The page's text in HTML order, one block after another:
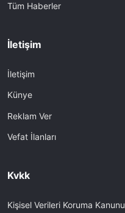
Tüm Haberler
İletişim
İletişim
Künye
Reklam Ver
Vefat İlanları
Kvkk
Kişisel Verileri Koruma Kanunu